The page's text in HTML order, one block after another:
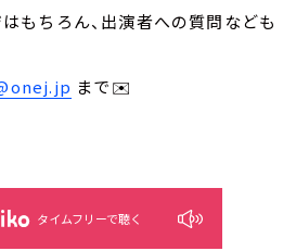
もちろん、出演者への質問なども
まで✉️
タイムフリーで聴く